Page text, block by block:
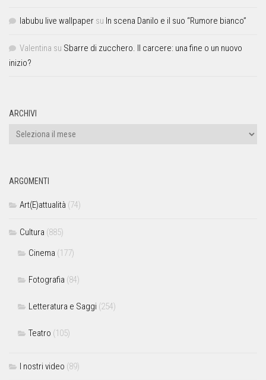
labubu live wallpaper su In scena Danilo e il suo “Rumore bianco”
Valentina su Sbarre di zucchero. Il carcere: una fine o un nuovo
inizio?
ARCHIVI
ARGOMENTI
Art(E)attualità (74)
Cultura (885)
Cinema (177)
Fotografia (84)
Letteratura e Saggi (254)
Teatro (105)
I nostri video (89)